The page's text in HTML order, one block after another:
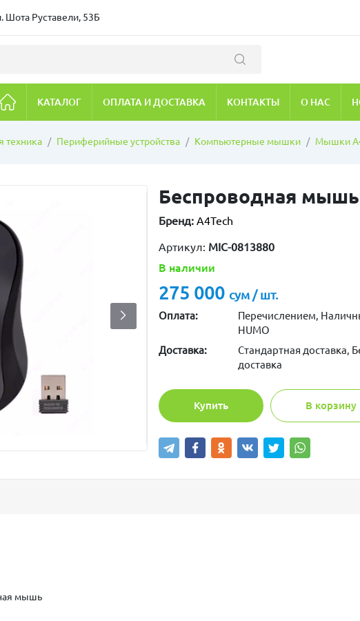
Шота Руставели, 53Б
КАТАЛОГ ОПЛАТА И ДОСТАВКА КОНТАКТЫ О НАС
техника Периферийные устройства Компьютерные мышки Мышки
Беспроводная мышь
Бренд: A4Tech
Артикул: MIC-0813880
В наличии
275 000 сум / шт.
Оплата:
Перечислением,
HUMO
Доставка:
Стандартная доставка,
доставка
Купить В корзину
мышь